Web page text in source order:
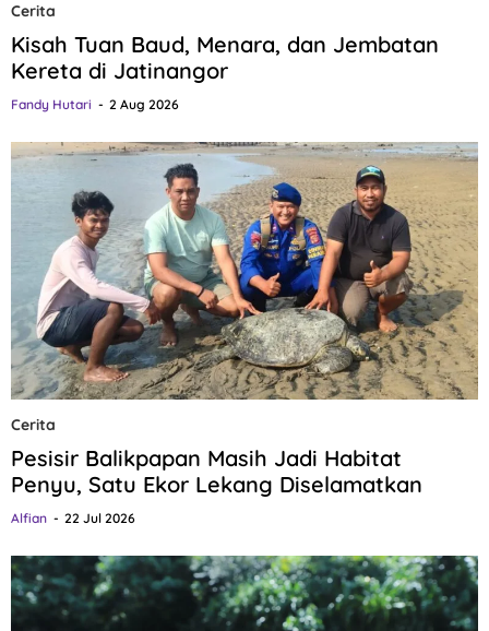
Cerita
Kisah Tuan Baud, Menara, dan Jembatan
Kereta di Jatinangor
Fandy Hutari 2 Aug 2026
Cerita
Pesisir Balikpapan Masih Jadi Habitat
Penyu, Satu Ekor Lekang Diselamatkan
Alfian 22 Jul 2026